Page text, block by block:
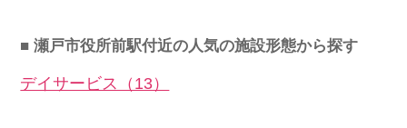
■ 瀬戸市役所前駅付近の人気の施設形態から探す
デイサービス（13）